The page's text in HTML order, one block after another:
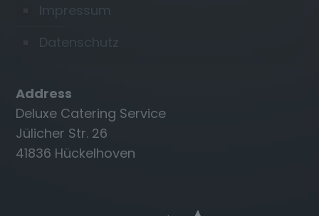
Impressum
Datenschutz
Address
Deluxe Catering Service
Jülicher Str. 26
41836 Hückelhoven